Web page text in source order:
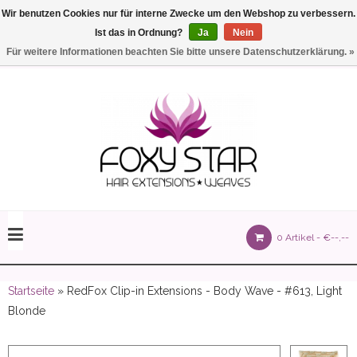
Einstellungen
0 Artikel - €--,--
150 gram)
Startseite » RedFox Clip-in Extensions - Body Wave - #613, Light
Blonde
Wir benutzen Cookies nur für interne Zwecke um den Webshop zu verbessern.
Ist das in Ordnung?
Ja
Nein
Für weitere Informationen beachten Sie bitte unsere Datenschutzerklärung. »